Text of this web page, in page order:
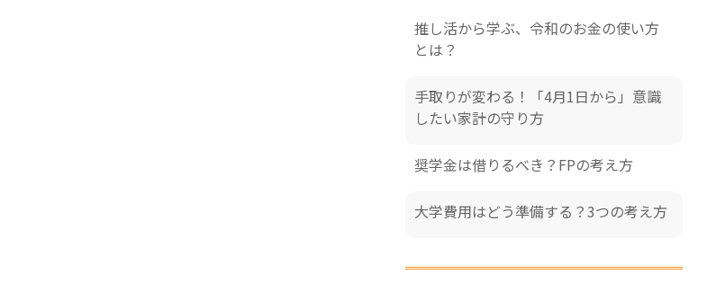
推し活から学ぶ、令和のお金の使い方
とは？
手取りが変わる！「4月1日から」意識
したい家計の守り方
奨学金は借りるべき？FPの考え方
大学費用はどう準備する？3つの考え方